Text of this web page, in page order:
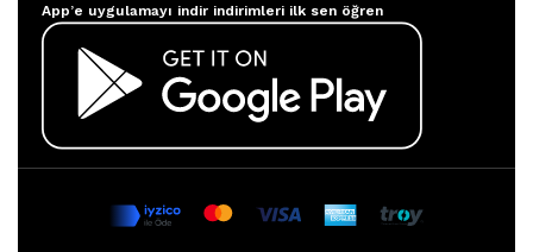
App’e uygulamayı indir indirimleri ilk sen öğren